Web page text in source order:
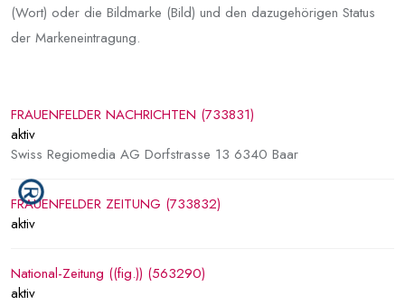
(Wort) oder die Bildmarke (Bild) und den dazugehörigen Status
der Markeneintragung.
FRAUENFELDER NACHRICHTEN (733831)
aktiv
Swiss Regiomedia AG Dorfstrasse 13 6340 Baar
FRAUENFELDER ZEITUNG (733832)
aktiv
National-Zeitung ((fig.)) (563290)
aktiv